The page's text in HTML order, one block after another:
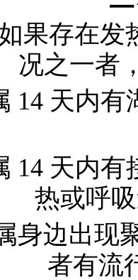
果存在发
况之一者
14 天内有
14 天内有
热或呼
身边出现
者有流